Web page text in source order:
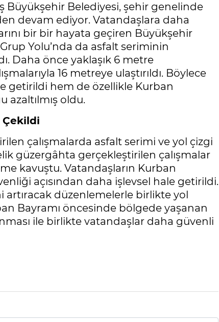
Büyükşehir Belediyesi, şehir genelinde
devam ediyor. Vatandaşlara daha
bir bir hayata geçiren Büyükşehir
Yolu’nda da asfalt seriminin
Daha önce yaklaşık 6 metre
16 metreye ulaştırıldı. Böylece
getirildi hem de özellikle Kurban
azaltılmış oldu.
Çekildi
çalışmalarda asfalt serimi ve yol çizgi
güzergâhta gerçekleştirilen çalışmalar
kavuştu. Vatandaşların Kurban
açısından daha işlevsel hale getirildi.
düzenlemelerle birlikte yol
Bayramı öncesinde bölgede yaşanan
ile birlikte vatandaşlar daha güvenli